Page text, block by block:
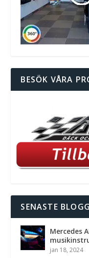
BESÖK VÅRA
SENASTE
Mercedes
jan 18, 2024